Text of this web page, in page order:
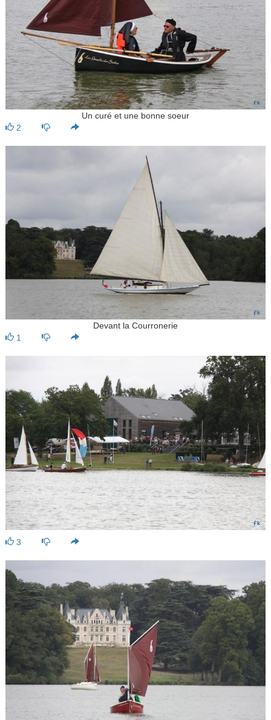
Un curé et une bonne soeur
2
Devant la Courronerie
1
3